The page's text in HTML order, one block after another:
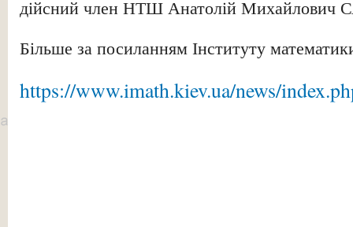
дійсний член НТШ Анатолій
Більше за посиланням Інституту
https://www.imath.kiev.ua/news/